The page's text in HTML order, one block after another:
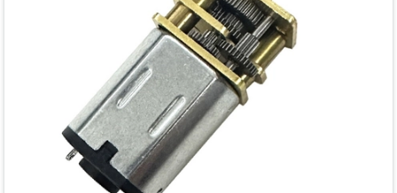
Ngày hết hạn:
Điều kiện: